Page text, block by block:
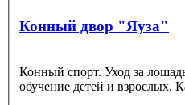
Конный двор "Яуза"
Конный спорт. Уход за
обучение детей и взрослых.